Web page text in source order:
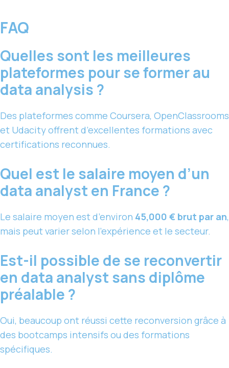
FAQ
Quelles sont les meilleures
plateformes pour se former au
data analysis ?
Des plateformes comme Coursera, OpenClassrooms
et Udacity offrent d’excellentes formations avec
certifications reconnues.
Quel est le salaire moyen d’un
data analyst en France ?
Le salaire moyen est d’environ 45,000 € brut par an,
mais peut varier selon l’expérience et le secteur.
Est-il possible de se reconvertir
en data analyst sans diplôme
préalable ?
Oui, beaucoup ont réussi cette reconversion grâce à
des bootcamps intensifs ou des formations
spécifiques.